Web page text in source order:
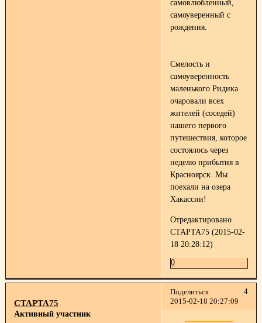
самовлюбленный,
самоуверенный с
рождения.
Смелость и
самоуверенность
маленького Ридика
очаровали всех
жителей (соседей)
нашего первого
путешествия, которое
состоялось через
неделю прибытия в
Красноярск. Мы
поехали на озера
Хакассии!
Отредактировано
СТАРТА75 (2015-02-
18 20:28:12)
0
Поделиться
4
2015-02-18 20:27:09
СТАРТА75
Активный участник